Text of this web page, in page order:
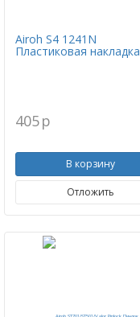
Airoh S4 1241N
Пластиковая накладка
405p
В корзину
Отложить